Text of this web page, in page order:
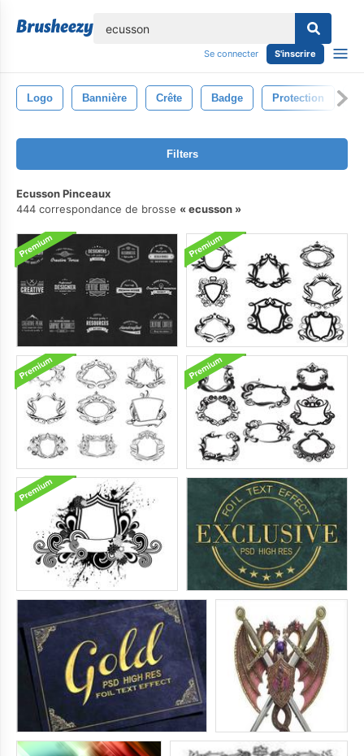
Se connecter S'inscrire
Logo Bannière Crête Badge Protection
Filters
Ecusson Pinceaux
444 correspondance de brosse
ecusson